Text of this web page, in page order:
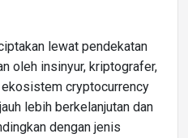
lewat pendekatan
oleh insinyur, kriptografer,
cryptocurrency
lebih berkelanjutan dan
dengan jenis